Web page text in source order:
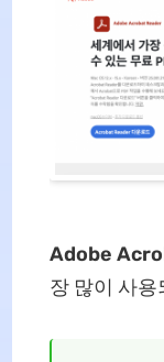
Adobe
장 많이 사